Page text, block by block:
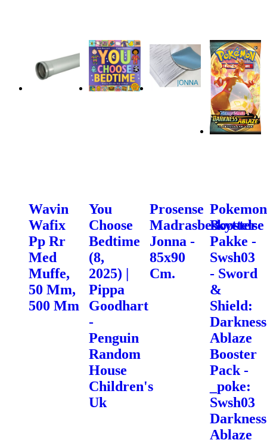
Wavin
Wafix
Pp Rr
Med
Muffe,
50 Mm,
500 Mm
You
Choose
Bedtime
(8,
2025) |
Pippa
Goodhart
-
Penguin
Random
House
Children's
Uk
Prosense
Madrasbeskyttelse
Jonna -
85x90
Cm.
Pokemon
Booster
Pakke -
Swsh03
- Sword
&
Shield:
Darkness
Ablaze
Booster
Pack -
_poke:
Swsh03
Darkness
Ablaze